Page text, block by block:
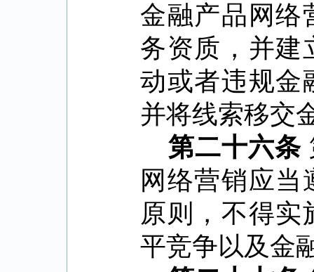
金融产品网络
务资质，并建
动或者违规金
并将线索移交
第二十六条
网络营销应
原则，不得实
平竞争以及金